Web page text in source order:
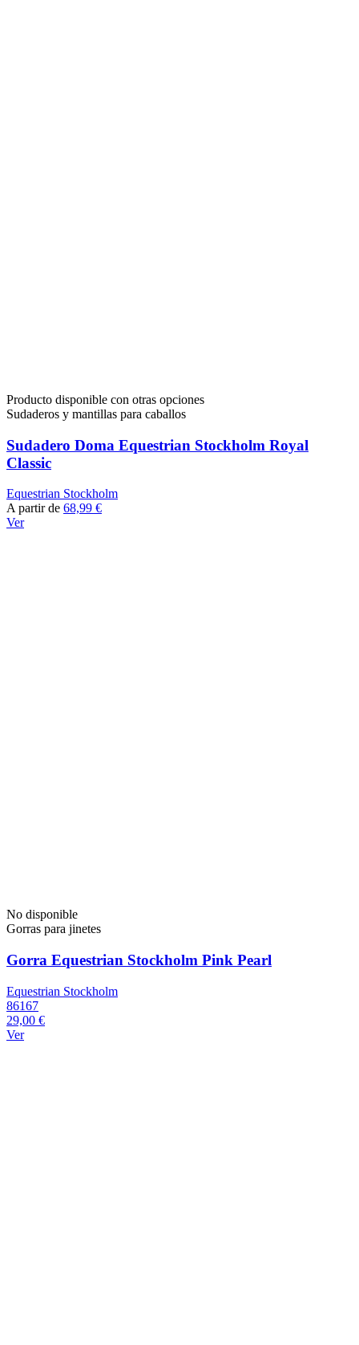
Producto disponible con otras opciones
Sudaderos y mantillas para caballos
Sudadero Doma Equestrian Stockholm Royal
Classic
Equestrian Stockholm
A partir de 68,99 €
Ver
No disponible
Gorras para jinetes
Gorra Equestrian Stockholm Pink Pearl
Equestrian Stockholm
86167
29,00 €
Ver